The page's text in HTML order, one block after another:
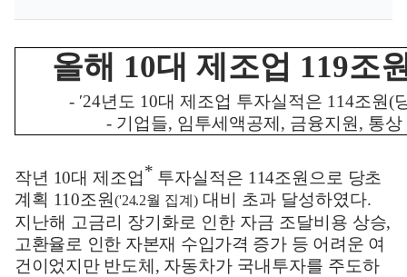
올해 10대 제조업 119조
- ′24년도 10대 제조업 투자실적은 114조원(
- 기업들, 임투세액공제 , 금융지원, 통상
작년 10대 제조업* 투자실적은 114조원으로 당초
계획 110조원('24.2월 집계 ) 대비 초과 달성하였다.
지난해 고금리 장기화로 인한 자금 조달비용 상승,
고환율로 인한 자본재 수입가격 증가 등 어려운 여
건이었지만 반도체 , 자동차가 국내투자를 주도하